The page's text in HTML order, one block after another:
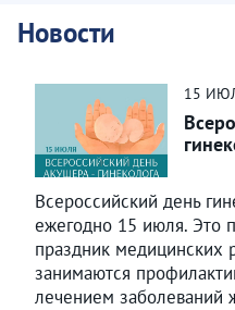
Новости
15
Всероссийский день
ежегодно 15 июля. Это
праздник медицинских
занимаются
лечением заболеваний